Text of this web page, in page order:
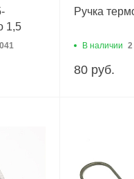
1,5
Ручка
В наличии 2
80 руб.